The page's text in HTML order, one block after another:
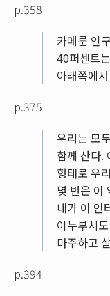
p.358
카메룬 인
40퍼센트
아래쪽에
p.375
우리는 모
함께 산다.
형태로 우
몇 번은 이
내가 이 인
이누부시
마주하고
p.394